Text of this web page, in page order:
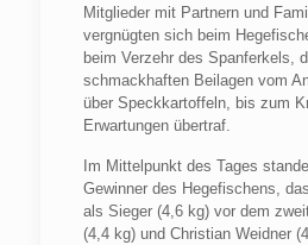
Mitglieder mit Partnern und
vergnügten sich beim
beim Verzehr des Spanferkels,
schmackhaften Beilagen vom
über Speckkartoffeln, bis zum
Erwartungen übertraf.
Im Mittelpunkt des Tages
Gewinner des Hegefischens,
als Sieger (4,6 kg) vor dem
(4,4 kg) und Christian Weidner